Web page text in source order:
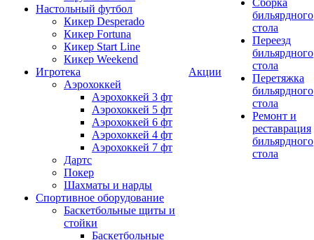
Настольный футбол
Кикер Desperado
Кикер Fortuna
Кикер Start Line
Кикер Weekend
Игротека
Аэрохоккей
Аэрохоккей 3 фт
Аэрохоккей 5 фт
Аэрохоккей 6 фт
Аэрохоккей 4 фт
Аэрохоккей 7 фт
Дартс
Покер
Шахматы и нарды
Спортивное оборудование
Баскетбольные щиты и
стойки
Баскетбольные
Акции
Сборка
бильярдного
стола
Переезд
бильярдного
стола
Перетяжка
бильярдного
стола
Ремонт и
реставрация
бильярдного
стола